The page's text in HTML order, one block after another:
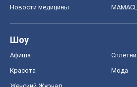
Новости медицины
Шоу
Афиша Сплетни
Красота Мода